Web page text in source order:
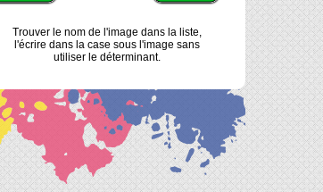
Trouver le nom de l'image dans la liste,
l'écrire dans la case sous l'image sans
utiliser le déterminant.